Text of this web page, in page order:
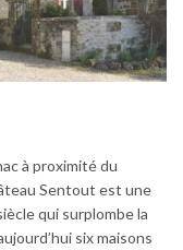
à proximité du
Sentout est une
qui surplombe la
six maisons